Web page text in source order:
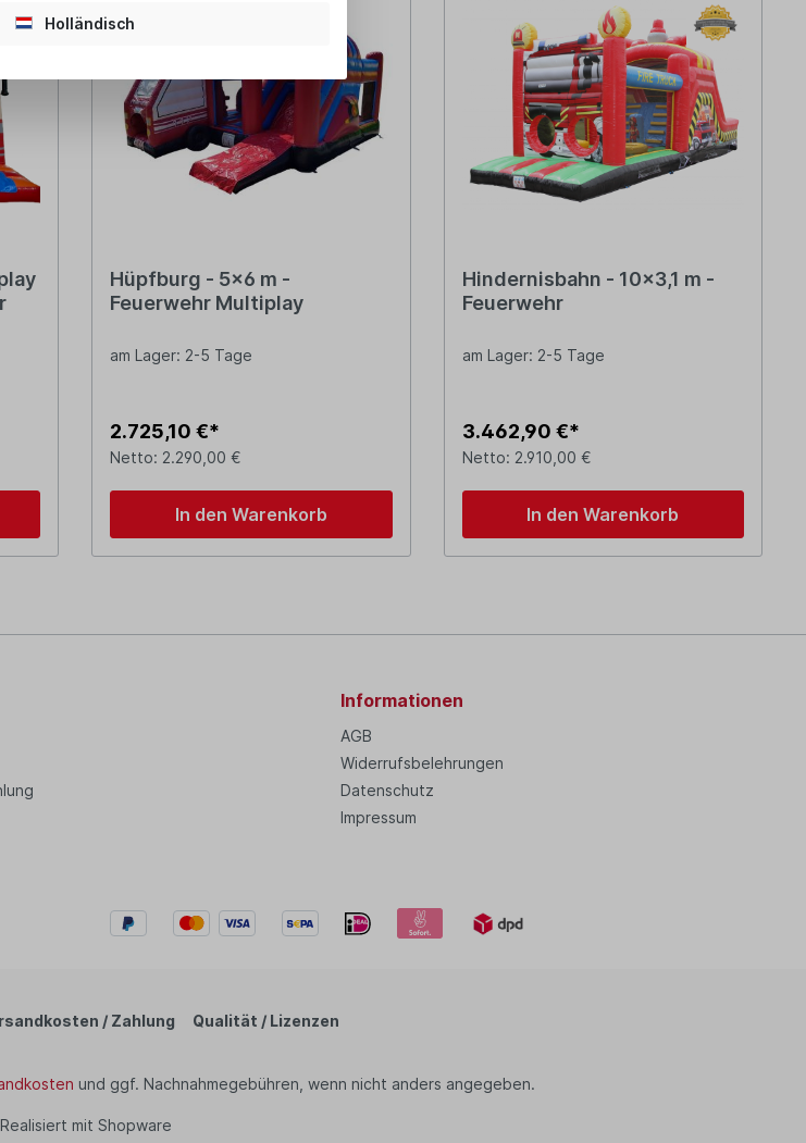
Hüpfburg - 5x6 m -
Feuerwehr Multiplay
am Lager: 2-5 Tage
2.725,10 €*
Netto: 2.290,00 €
In den Warenkorb
Hindernisbahn - 10x3,1 m -
Feuerwehr
am Lager: 2-5 Tage
3.462,90 €*
Netto: 2.910,00 €
In den Warenkorb
Informationen
AGB
Widerrufsbelehrungen
Datenschutz
Impressum
/ Zahlung Qualität / Lizenzen
und ggf. Nachnahmegebühren, wenn nicht anders angegeben.
Realisiert mit Shopware
Holländisch